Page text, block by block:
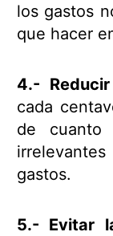
los gastos
que hacer
4.-
cada
de
gastos.
5.- Evitar